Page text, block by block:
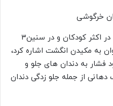
از دیگر عادت های غلطی که در اکثر کودکان و در سنین۳
به مکیدن انگشت اشاره کرد،
فشار به دندان های جلو و
از جمله جلو زدگی دندان